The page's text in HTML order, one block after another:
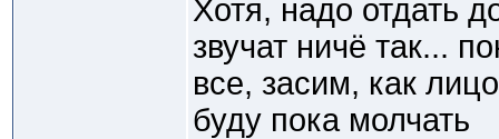
Хотя, надо отдать
звучат ничё так...
все, засим, как
буду пока молчать